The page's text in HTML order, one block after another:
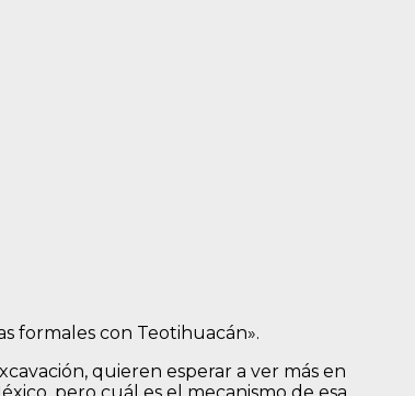
formales con Teotihuacán».
quieren esperar a ver más en